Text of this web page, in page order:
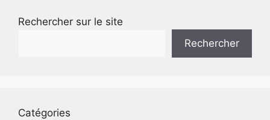
Rechercher sur le site
Rechercher
Catégories